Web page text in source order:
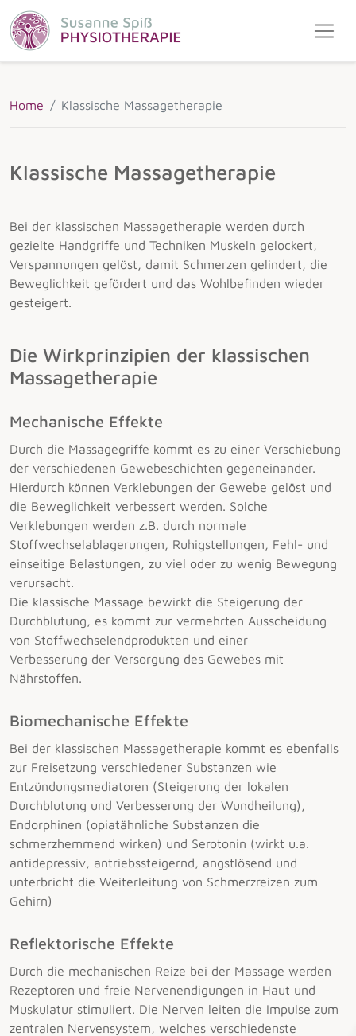
Home Klassische Massagetherapie
Klassische Massagetherapie
Bei der klassischen Massagetherapie werden durch
gezielte Handgriffe und Techniken Muskeln gelockert,
Verspannungen gelöst, damit Schmerzen gelindert, die
Beweglichkeit gefördert und das Wohlbefinden wieder
gesteigert.
Die Wirkprinzipien der klassischen
Massagetherapie
Mechanische Effekte
Durch die Massagegriffe kommt es zu einer Verschiebung
der verschiedenen Gewebeschichten gegeneinander.
Hierdurch können Verklebungen der Gewebe gelöst und
die Beweglichkeit verbessert werden. Solche
Verklebungen werden z.B. durch normale
Stoffwechselablagerungen, Ruhigstellungen, Fehl- und
einseitige Belastungen, zu viel oder zu wenig Bewegung
verursacht.
Die klassische Massage bewirkt die Steigerung der
Durchblutung, es kommt zur vermehrten Ausscheidung
von Stoffwechselendprodukten und einer
Verbesserung der Versorgung des Gewebes mit
Nährstoffen.
Biomechanische Effekte
Bei der klassischen Massagetherapie kommt es ebenfalls
zur Freisetzung verschiedener Substanzen wie
Entzündungsmediatoren (Steigerung der lokalen
Durchblutung und Verbesserung der Wundheilung),
Endorphinen (opiatähnliche Substanzen die
schmerzhemmend wirken) und Serotonin (wirkt u.a.
antidepressiv, antriebssteigernd, angstlösend und
unterbricht die Weiterleitung von Schmerzreizen zum
Gehirn)
Reflektorische Effekte
Durch die mechanischen Reize bei der Massage werden
Rezeptoren und freie Nervenendigungen in Haut und
Muskulatur stimuliert. Die Nerven leiten die Impulse zum
zentralen Nervensystem, welches verschiedenste